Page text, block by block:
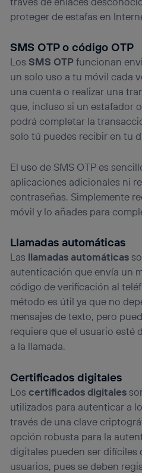
proteger de estafas en
SMS OTP o código OTP
LosSMS OTPfuncionan
un solo uso a tu móvil cada
una cuenta o realizar una
que, incluso si un estafador
podrá completar la
solo tú puedes recibir en tu
El uso de SMS OTP es
aplicaciones adicionales ni
contraseñas. Simplemente
móvil y lo añades para
Llamadas automáticas
Las llamadas automáticas
autenticación que envía un
código de verificación al
método es útil ya que no
mensajes de texto, pero
requiere que el usuario esté
a la llamada.
Certificados digitales
Loscertificados digitales
utilizados para autenticar a
través de una clave
opción robusta para la
digitales pueden ser difíciles
usuarios, pues se deben
Si utilizasdatos móviles, el
personalizado, ya que se
Puedes gestionar los
“Administrar Utiq” en la parte
visitando el portal de
(“consenthub”) . Para más
la política de privacidad de